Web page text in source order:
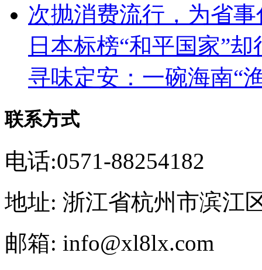
次抛消费流行，为省
日本标榜“和平国家”
寻味定安：一碗海南“
联系方式
电话:0571-88254182
地址: 浙江省杭州市滨江
邮箱: info@xl8lx.com